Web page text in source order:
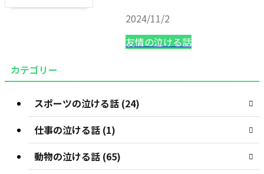
2024/11/2
友情の泣ける話
カテゴリー
スポーツの泣ける話 (24)
仕事の泣ける話 (1)
動物の泣ける話 (65)